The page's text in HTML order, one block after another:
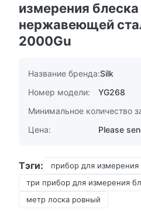
измерения
нержавеющей
2000Gu
Название бренда:Silk
Номер модели:
YG268
Минимальное количество
Цена:
Please
Тэги:
прибор для измерения
три прибор для измерения
метр лоска ровный